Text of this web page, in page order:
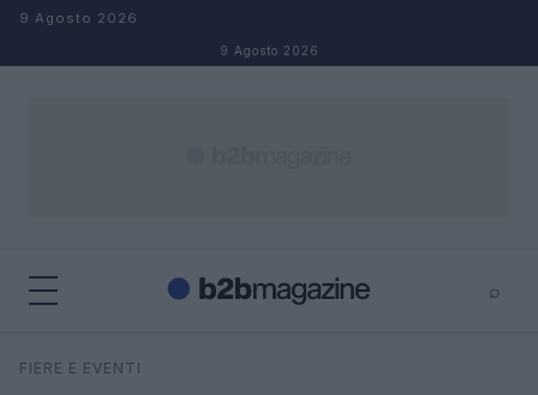
Salta al contenuto
9 Agosto 2026
9 Agosto 2026
⌕
Cerca
FIERE E EVENTI